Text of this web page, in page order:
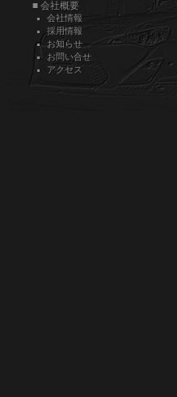
■ 会社概要
会社情報
採用情報
お知らせ
お問い合せ
アクセス